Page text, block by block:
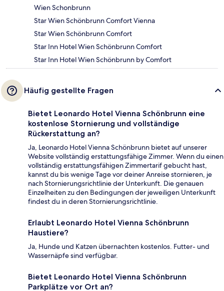
Wien Schonbrunn
Star Wien Schönbrunn Comfort Vienna
Star Wien Schönbrunn Comfort
Star Inn Hotel Wien Schönbrunn Comfort
Star Inn Hotel Wien Schönbrunn by Comfort
Häufig gestellte Fragen
Bietet Leonardo Hotel Vienna Schönbrunn eine
kostenlose Stornierung und vollständige
Rückerstattung an?
Ja, Leonardo Hotel Vienna Schönbrunn bietet auf unserer
Website vollständig erstattungsfähige Zimmer. Wenn du einen
vollständig erstattungsfähigen Zimmertarif gebucht hast,
kannst du bis wenige Tage vor deiner Anreise stornieren, je
nach Stornierungsrichtlinie der Unterkunft. Die genauen
Einzelheiten zu den Bedingungen der jeweiligen Unterkunft
findest du in deren Stornierungsrichtlinie.
Erlaubt Leonardo Hotel Vienna Schönbrunn
Haustiere?
Ja, Hunde und Katzen übernachten kostenlos. Futter- und
Wassernäpfe sind verfügbar.
Bietet Leonardo Hotel Vienna Schönbrunn
Parkplätze vor Ort an?